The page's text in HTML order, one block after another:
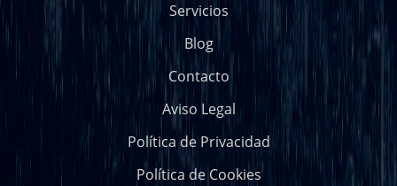
Servicios
Blog
Contacto
Aviso Legal
Política de Privacidad
Política de Cookies